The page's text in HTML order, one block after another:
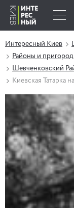
Интересный Киев
Районы и
Шевченковский
Киевская Татарка